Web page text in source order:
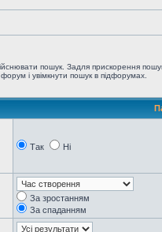
пошук. Задля прискорення
і увімкнути пошук в підфорумах.
Так Ні
За зростанням
За спаданням